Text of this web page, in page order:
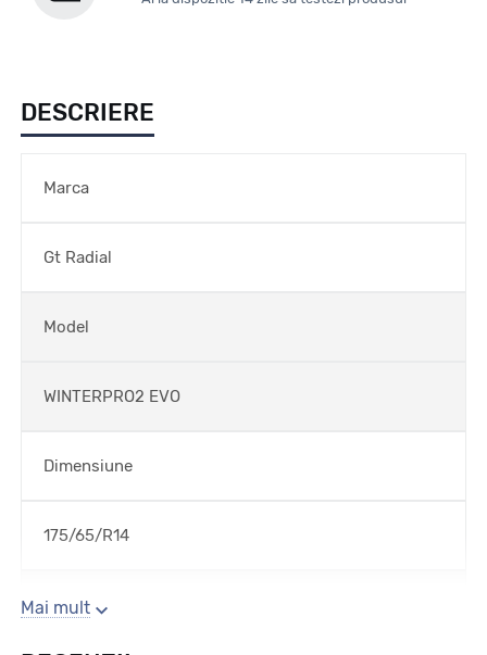
DESCRIERE
Marca
Gt Radial
Model
WINTERPRO2 EVO
Dimensiune
175/65/R14
Sezon
Mai mult